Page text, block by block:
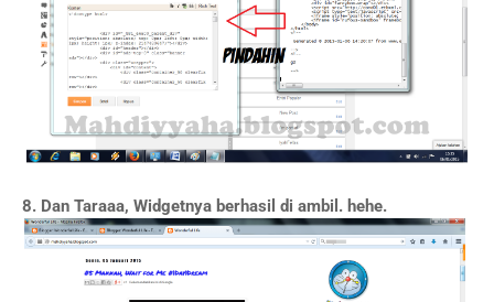
8. Dan Taraaa, Widgetnya berhasil di ambil. hehe.